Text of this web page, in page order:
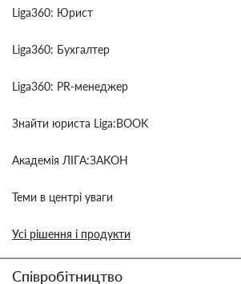
Liga360: Юрист
Liga360: Бухгалтер
Liga360: PR-менеджер
Знайти юриста Liga:BOOK
Академія ЛІГА:ЗАКОН
Теми в центрі уваги
Усі рішення і продукти
Співробітництво